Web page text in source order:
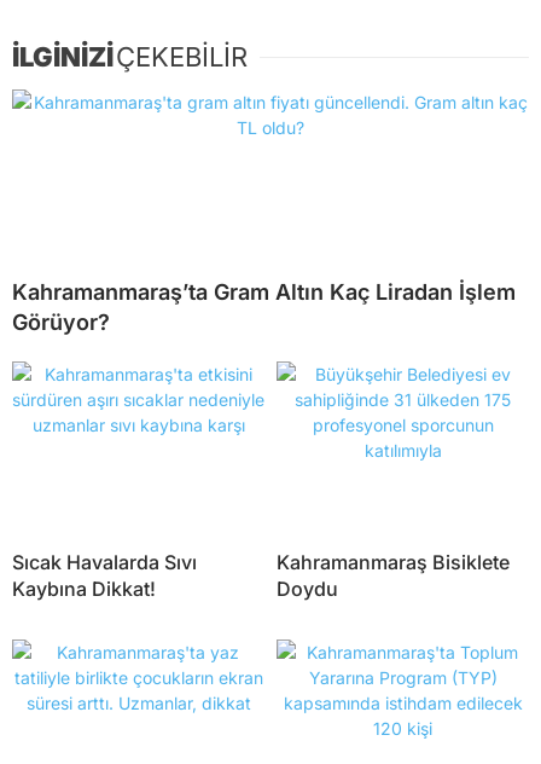
İLGİNİZİÇEKEBİLİR
Kahramanmaraş’ta Gram Altın Kaç Liradan İşlem
Görüyor?
Sıcak Havalarda Sıvı
Kaybına Dikkat!
Kahramanmaraş Bisiklete
Doydu